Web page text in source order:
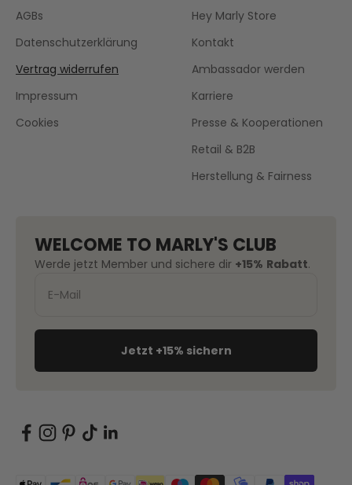
AGBs
Datenschutzerklärung
Vertrag widerrufen
Impressum
Cookies
Hey Marly Store
Kontakt
Ambassador werden
Karriere
Presse & Kooperationen
Retail & B2B
Herstellung & Fairness
WELCOME TO MARLY'S CLUB
Werde jetzt Member und sichere dir +15% Rabatt.
Jetzt +15% sichern